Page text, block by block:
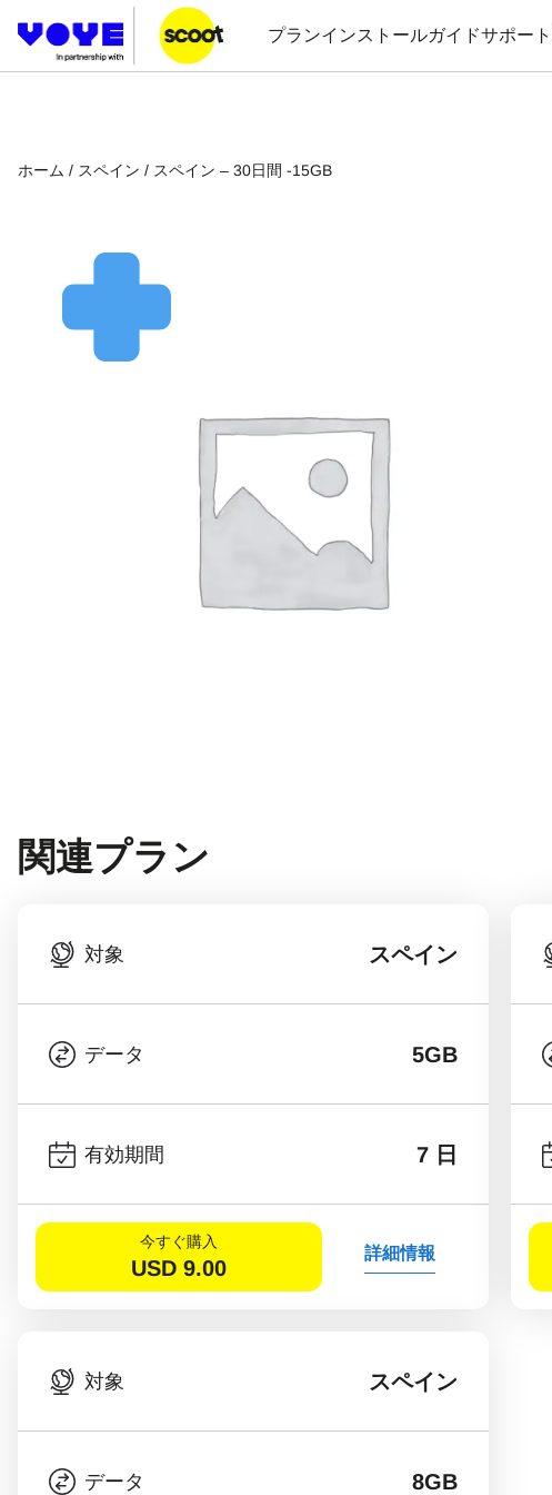
プランインストールガイドサポート
ホーム / スペイン / スペイン – 30日間 -15GB
関連プラン
対象 スペイン
データ 5GB
有効期間 7 日
今すぐ購入
USD 9.00
詳細情報
対象 スペイン
データ 8GB